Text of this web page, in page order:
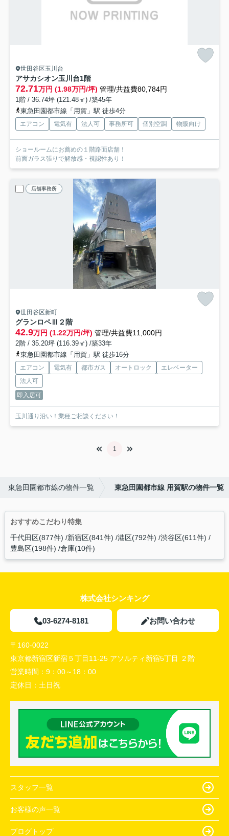
世田谷区玉川台
アサカシオン玉川台1階
72.71万円 (1.98万円/坪) 管理/共益費80,784円
1階 / 36.74坪 (121.48㎡) /築45年
東急田園都市線「用賀」駅 徒歩4分
エアコン 電気有 法人可 事務所可 個別空調 物販向け
ショールームにお薦めの１階路面店舗！
前面ガラス張りで解放感・視認性あり！
店舗事務所
世田谷区新町
グランロペⅢ ２階
42.9万円 (1.22万円/坪) 管理/共益費11,000円
2階 / 35.20坪 (116.39㎡) /築33年
東急田園都市線「用賀」駅 徒歩16分
エアコン 電気有 都市ガス オートロック
エレベーター
法人可
即入居可
玉川通り沿い！業種ご相談ください！
1
東急田園都市線の物件一覧 東急田園都市線 用賀駅の物件一覧
おすすめこだわり特集
千代田区(877件) 新宿区(841件) 港区(792件) 渋谷区(611件)
豊島区(198件) 倉庫(10件)
株式会社シンキング
03-6274-8181 お問い合わせ
〒160-0022
東京都新宿区新宿５丁目11-25 アソルティ新宿5丁目 ２階
営業時間： 9：00～18：00
定休日： 土日祝
スタッフ一覧
お客様の声一覧
ブログトップ